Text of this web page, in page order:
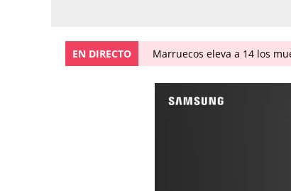
EN DIRECTO Marruecos eleva a 14 los